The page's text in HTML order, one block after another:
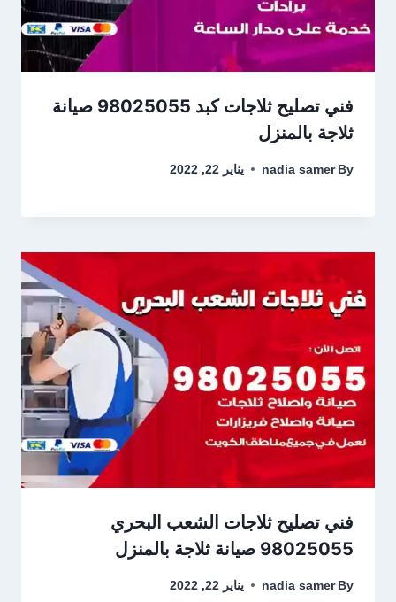
فني تصليح ثلاجات كبد 98025055 صيانة
ثلاجة بالمنزل
By
nadia samer يناير 22, 2022
فني تصليح ثلاجات الشعب البحري
98025055 صيانة ثلاجة بالمنزل
By
nadia samer يناير 22, 2022